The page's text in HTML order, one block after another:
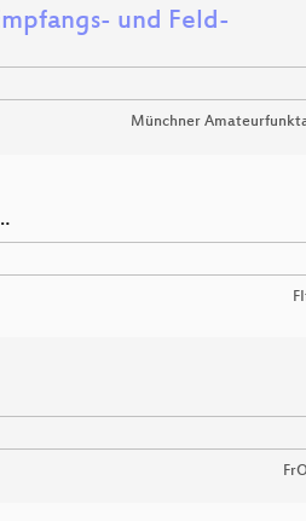
und Feld-
Münchner